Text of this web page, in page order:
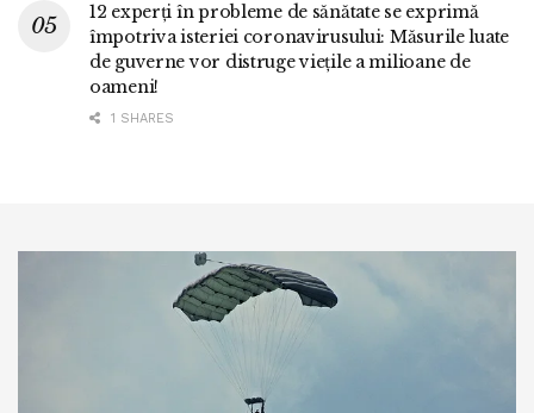
12 experți în probleme de sănătate se exprimă
împotriva isteriei coronavirusului: Măsurile luate
de guverne vor distruge viețile a milioane de
oameni!
1 SHARES